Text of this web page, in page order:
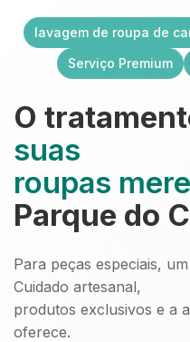
lavagem de roupa de
Serviço Premium
O
suas
roupas
Parque do
Para peças especiais,
Cuidado artesanal,
produtos exclusivos e a
oferece.